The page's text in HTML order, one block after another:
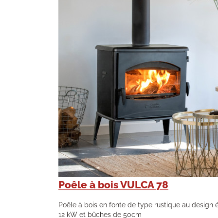
Poêle à bois VULCA 78
Poêle à bois en fonte de type rustique au design
12 kW et bûches de 50cm